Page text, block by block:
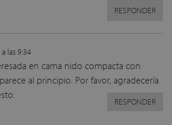
RESPONDER
las 9:34
en cama nido compacta con
al principio. Por favor, agradecería
RESPONDER